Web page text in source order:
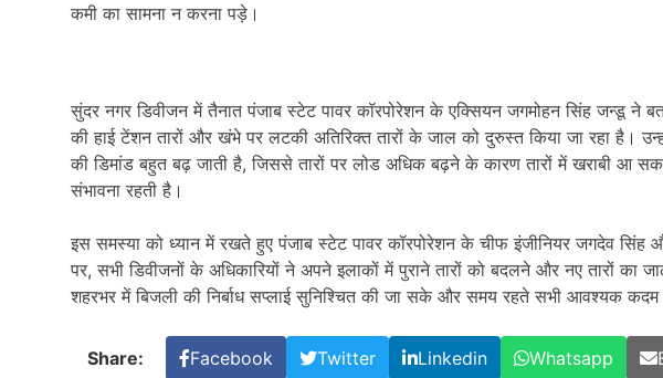
कमी का सामना न करना पड़े।
सुंदर नगर डिवीजन में तैनात पंजाब स्टेट पावर कॉरपोरेशन के एक्सियन जगमोहन सिंह जन्डू ने
की हाई टेंशन तारों और खंभे पर लटकी अतिरिक्त तारों के जाल को दुरुस्त किया जा रहा है।
की डिमांड बहुत बढ़ जाती है, जिससे तारों पर लोड अधिक बढ़ने के कारण तारों में खराबी आ
संभावना रहती है।
इस समस्या को ध्यान में रखते हुए पंजाब स्टेट पावर कॉरपोरेशन के चीफ इंजीनियर जगदेव सिंह
पर, सभी डिवीजनों के अधिकारियों ने अपने इलाकों में पुराने तारों को बदलने और नए तारों का
शहरभर में बिजली की निर्बाध सप्लाई सुनिश्चित की जा सके और समय रहते सभी आवश्यक
Share: Facebook Twitter Linkedin Whatsapp